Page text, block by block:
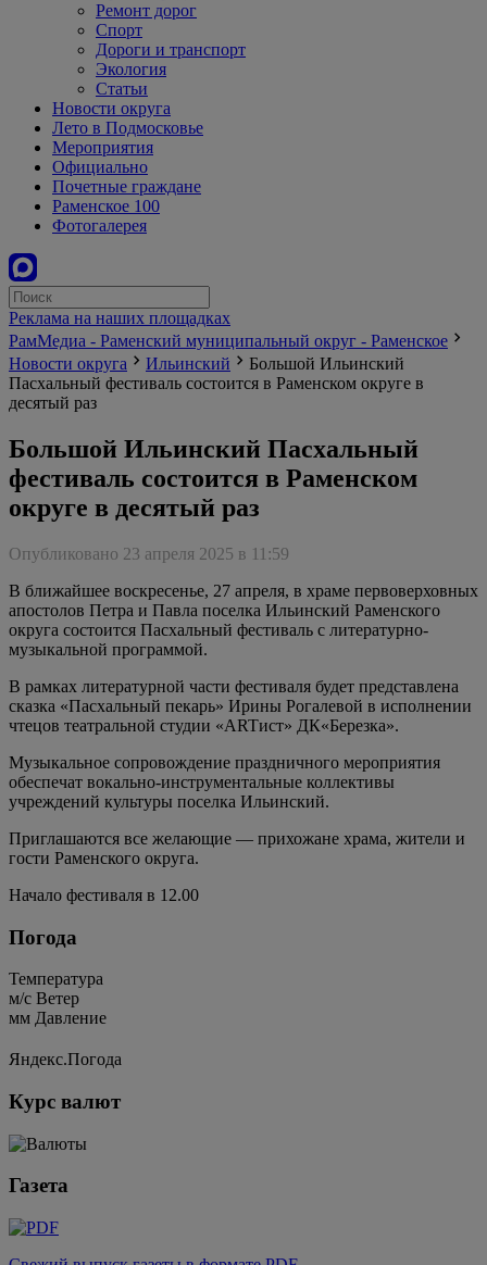
Ремонт дорог
Спорт
Дороги и транспорт
Экология
Статьи
Новости округа
Лето в Подмосковье
Мероприятия
Официально
Почетные граждане
Раменское 100
Фотогалерея
Реклама на наших площадках
РамМедиа - Раменский муниципальный округ - Раменское
Новости округа
Ильинский
Большой Ильинский
Пасхальный фестиваль состоится в Раменском округе в
десятый раз
Большой Ильинский Пасхальный
фестиваль состоится в Раменском
округе в десятый раз
Опубликовано 23 апреля 2025 в 11:59
В ближайшее воскресенье, 27 апреля, в храме первоверховных
апостолов Петра и Павла поселка Ильинский Раменского
округа состоится Пасхальный фестиваль с литературно-
музыкальной программой.
В рамках литературной части фестиваля будет представлена
сказка «Пасхальный пекарь» Ирины Рогалевой в исполнении
чтецов театральной студии «ARTист» ДК«Березка».
Музыкальное сопровождение праздничного мероприятия
обеспечат вокально-инструментальные коллективы
учреждений культуры поселка Ильинский.
Приглашаются все желающие — прихожане храма, жители и
гости Раменского округа.
Начало фестиваля в 12.00
Погода
Температура
м/c Ветер
мм Давление
Яндекс.Погода
Курс валют
Газета